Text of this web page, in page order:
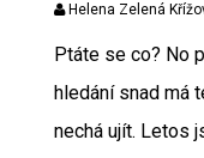
Helena Zelená
Ptáte se co? No
hledání snad má
nechá ujít. Letos